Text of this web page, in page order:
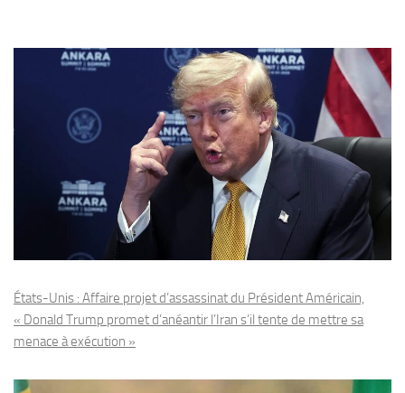
États-Unis : Affaire projet d’assassinat du Président Américain,
« Donald Trump promet d’anéantir l’Iran s’il tente de mettre sa
menace à exécution »